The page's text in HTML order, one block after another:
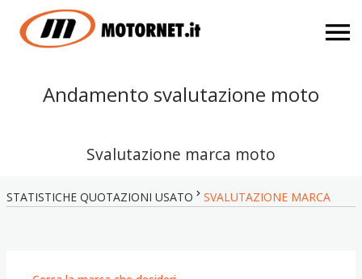
Andamento svalutazione moto
Svalutazione marca moto
STATISTICHE QUOTAZIONI USATO SVALUTAZIONE MARCA